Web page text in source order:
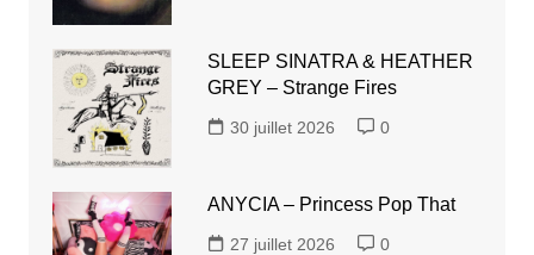
SLEEP SINATRA & HEATHER
GREY – Strange Fires
30 juillet 2026 0
ANYCIA – Princess Pop That
27 juillet 2026 0